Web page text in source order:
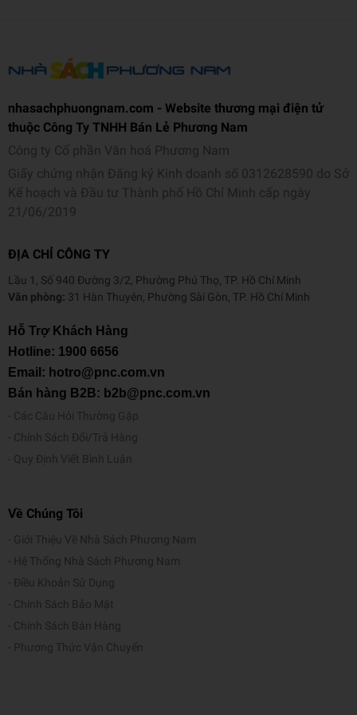
nhasachphuongnam.com - Website thương mại điện tử
thuộc Công Ty TNHH Bán Lẻ Phương Nam
Công ty Cổ phần Văn hoá Phương Nam
Giấy chứng nhận Đăng ký Kinh doanh số 0312628590 do Sở
Kế hoạch và Đầu tư Thành phố Hồ Chí Minh cấp ngày
21/06/2019
ĐỊA CHỈ CÔNG TY
Lầu 1, Số 940 Đường 3/2, Phường Phú Thọ, TP. Hồ Chí Minh
Văn phòng: 31 Hàn Thuyên, Phường Sài Gòn, TP. Hồ Chí Minh
Hỗ Trợ Khách Hàng
Hotline: 1900 6656
Email: hotro@pnc.com.vn
Bán hàng B2B: b2b@pnc.com.vn
Các Câu Hỏi Thường Gặp
Chính Sách Đổi/Trả Hàng
Quy Định Viết Bình Luận
Về Chúng Tôi
Giới Thiệu Về Nhà Sách Phương Nam
Hệ Thống Nhà Sách Phương Nam
Điều Khoản Sử Dụng
Chính Sách Bảo Mật
Chính Sách Bán Hàng
Phương Thức Vận Chuyển